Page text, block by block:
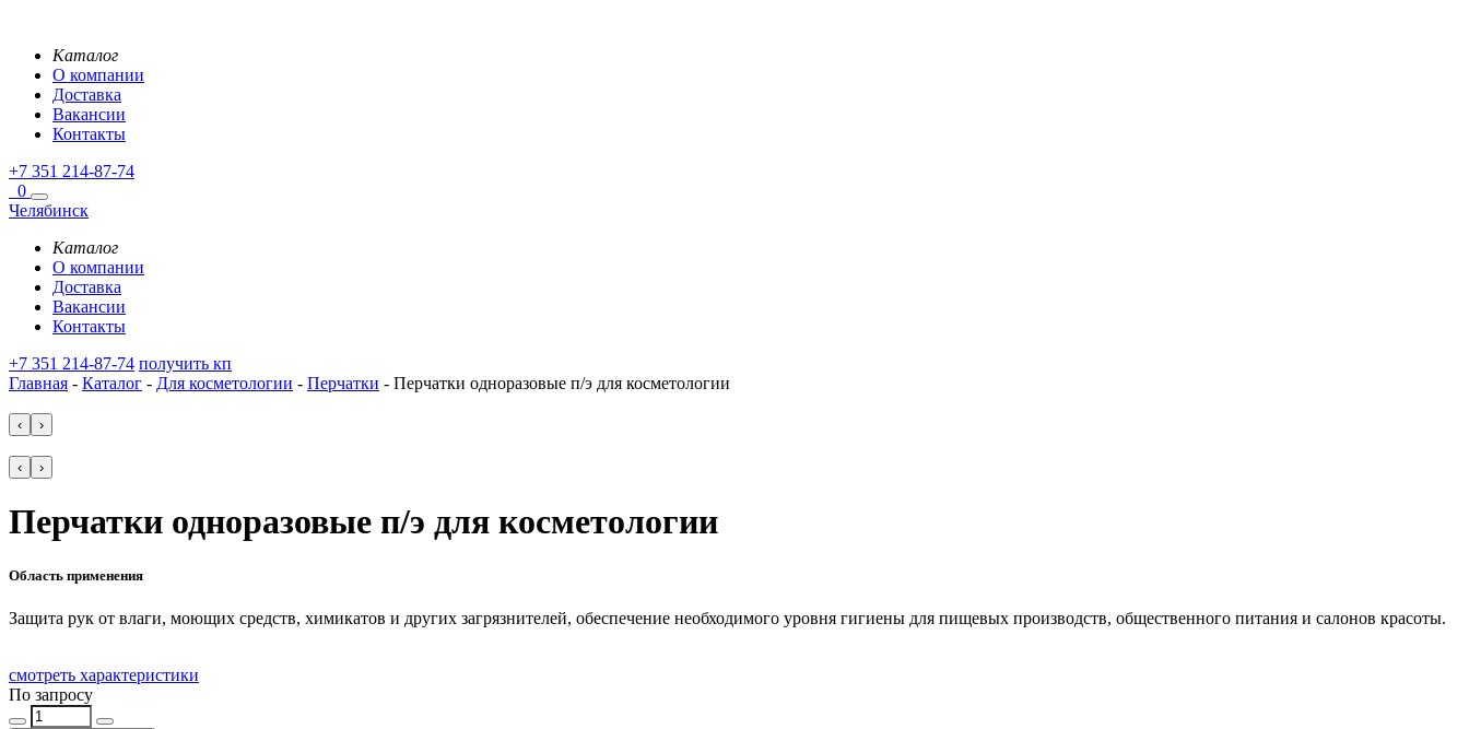
Каталог
О компании
Доставка
Вакансии
Контакты
+7 351 214-87-74
0
Челябинск
Каталог
О компании
Доставка
Вакансии
Контакты
+7 351 214-87-74 получить кп
Главная - Каталог - Для косметологии - Перчатки - Перчатки одноразовые п/э для косметологии
‹ ›
‹ ›
Перчатки одноразовые п/э для косметологии
Область применения
Защита рук от влаги, моющих средств, химикатов и других загрязнителей, обеспечение необходимого уровня гигиены для пищевых производств, общественного питания и салонов красоты.
смотреть характеристики
По запросу